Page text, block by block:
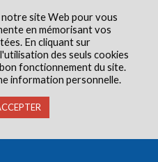
de santé communautaire
droits réservés.
site Web pour vous
en mémorisant vos
En cliquant sur
des seuls cookies
fonctionnement du site.
information personnelle.